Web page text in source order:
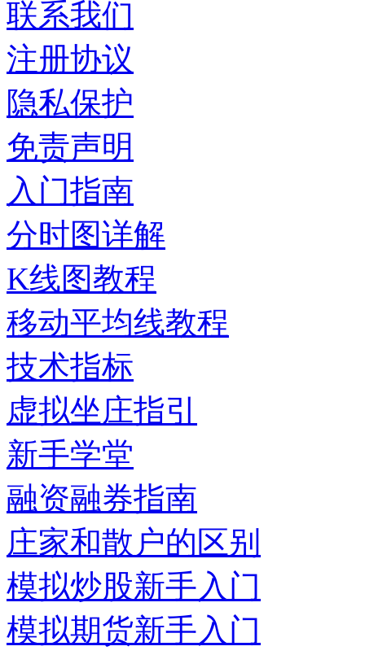
联系我们
注册协议
隐私保护
免责声明
入门指南
分时图详解
K线图教程
移动平均线教程
技术指标
虚拟坐庄指引
新手学堂
融资融券指南
庄家和散户的区别
模拟炒股新手入门
模拟期货新手入门